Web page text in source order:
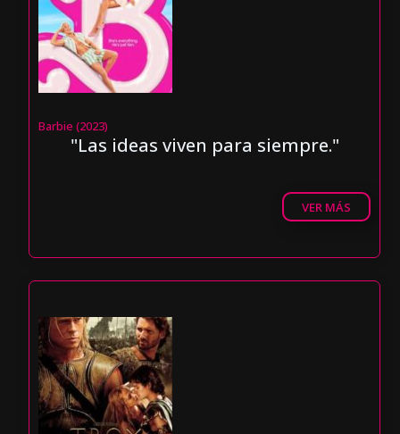
Barbie (2023)
"Las ideas viven para siempre."
VER MÁS